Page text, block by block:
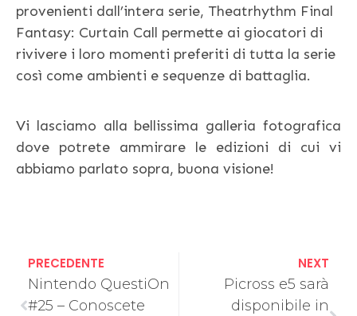
provenienti dall’intera serie, Theatrhythm Final
Fantasy: Curtain Call permette ai giocatori di
rivivere i loro momenti preferiti di tutta la serie
così come ambienti e sequenze di battaglia.
Vi lasciamo alla bellissima galleria fotografica
dove potrete ammirare le edizioni di cui vi
abbiamo parlato sopra, buona visione!
PRECEDENTE
Nintendo QuestiOn
#25 – Conoscete
NEXT
Picross e5 sarà
disponibile in